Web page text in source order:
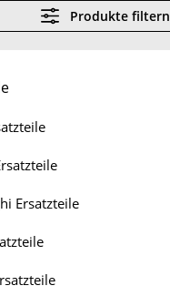
Produkte filtern
Ersatzteile